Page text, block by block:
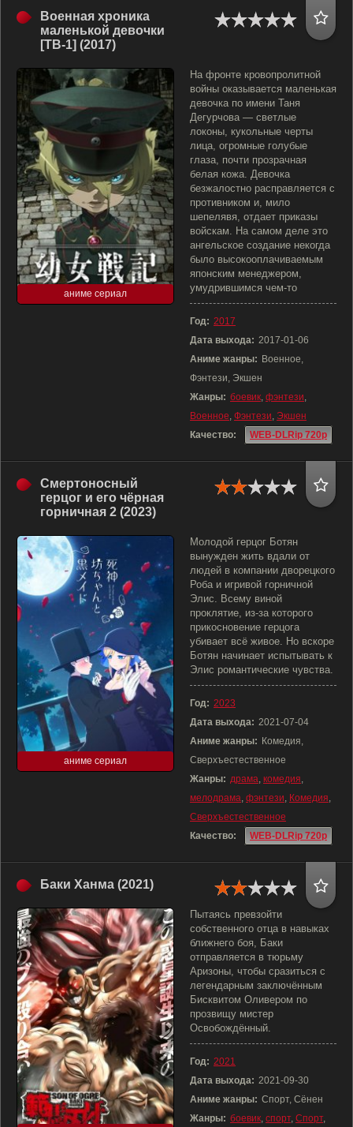
Военная хроника
маленькой девочки
[ТВ-1] (2017)
аниме сериал
На фронте кровопролитной
войны оказывается маленькая
девочка по имени Таня
Дегурчова — светлые
локоны, кукольные черты
лица, огромные голубые
глаза, почти прозрачная
белая кожа. Девочка
безжалостно расправляется с
противником и, мило
шепелявя, отдает приказы
войскам. На самом деле это
ангельское создание некогда
было высокооплачиваемым
японским менеджером,
умудрившимся чем-то
Год: 2017
Дата выхода: 2017-01-06
Аниме жанры: Военное,
Фэнтези, Экшен
Жанры: боевик, фэнтези,
Военное, Фэнтези, Экшен
Качество:
WEB-DLRip 720p
Смертоносный
герцог и его чёрная
горничная 2 (2023)
аниме сериал
Молодой герцог Ботян
вынужден жить вдали от
людей в компании дворецкого
Роба и игривой горничной
Элис. Всему виной
проклятие, из-за которого
прикосновение герцога
убивает всё живое. Но вскоре
Ботян начинает испытывать к
Элис романтические чувства.
Год: 2023
Дата выхода: 2021-07-04
Аниме жанры: Комедия,
Сверхъестественное
Жанры: драма, комедия,
мелодрама, фэнтези, Комедия,
Сверхъестественное
Качество:
WEB-DLRip 720p
Баки Ханма (2021)
Пытаясь превзойти
собственного отца в навыках
ближнего боя, Баки
отправляется в тюрьму
Аризоны, чтобы сразиться с
легендарным заключённым
Бисквитом Оливером по
прозвищу мистер
Освобождённый.
Год: 2021
Дата выхода: 2021-09-30
Аниме жанры: Спорт, Сёнен
Жанры: боевик, спорт, Спорт,